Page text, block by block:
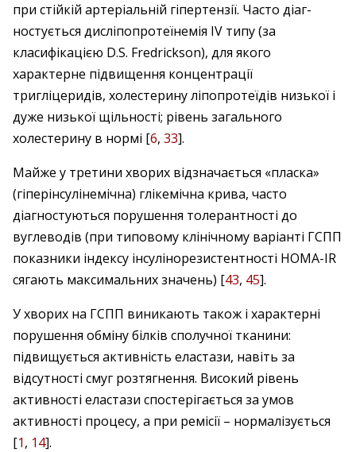
при стійкій артеріальній гіпертензії. Часто діаг­
ностується дисліпопротеїнемія IV типу (за
класифікацією D.S. Fredrickson), для якого
характерне підвищення концентрації
тригліцеридів, холестерину ліпопротеїдів низької і
дуже низької щільності; рівень загального
холестерину в нормі [6, 33].
Майже у третини хворих відзначається «пласка»
(гіперінсулінемічна) глікемічна крива, часто
діагностуються порушення толерантності до
вуглеводів (при типовому клінічному варіанті ГСПП
показники індексу інсулінорезистентності НОМА-IR
сягають максимальних значень) [43, 45].
У хворих на ГСПП виникають також і характерні
порушення обміну білків сполучної тканини:
підвищується активність еластази, навіть за
відсутності смуг розтягнення. Високий рівень
активності еластази спостерігається за умов
активності процесу, а при ремісії – нормалізується
[1, 14].